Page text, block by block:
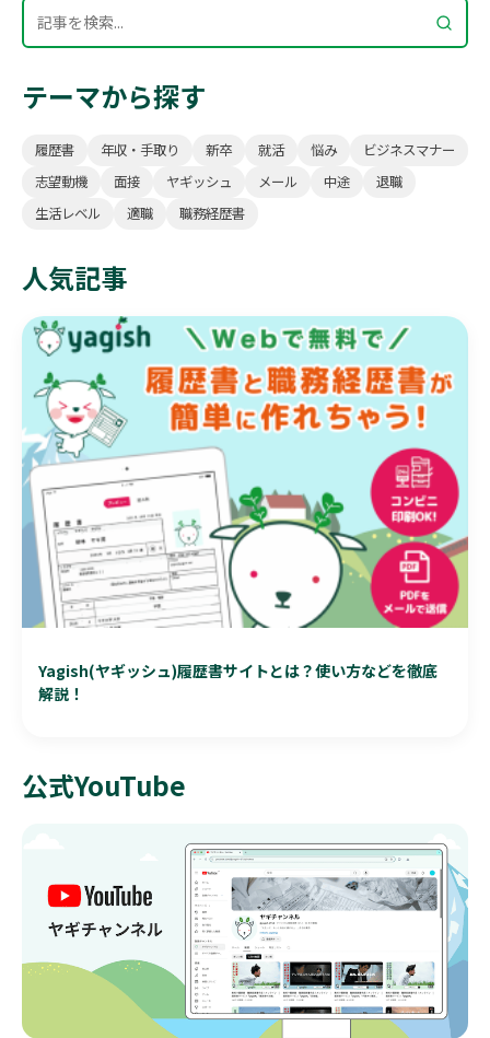
人気記事
Yagish(ヤギッシュ)履歴書サイトとは？使い方などを徹底
解説！
テーマから探す
履歴書 年収・手取り 新卒 就活 悩み
ビジネスマナー
志望動機
面接 ヤギッシュ メール 中途
退職
生活レベル
適職 職務経歴書
公式YouTube